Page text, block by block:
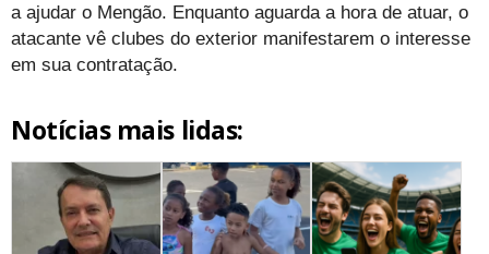
a ajudar o Mengão. Enquanto aguarda a hora de atuar, o
atacante vê clubes do exterior manifestarem o interesse
em sua contratação.
Notícias mais lidas: